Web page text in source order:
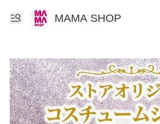
MAMA SHOP